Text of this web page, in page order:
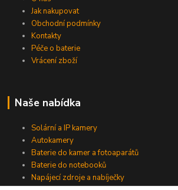
Jak nakupovat
Obchodní podmínky
Kontakty
Péče o baterie
Vrácení zboží
Naše nabídka
Solární a IP kamery
Autokamery
Baterie do kamer a fotoaparátů
Baterie do notebooků
Napájecí zdroje a nabíječky